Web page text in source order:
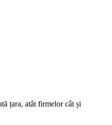
țara, atât firmelor cât și